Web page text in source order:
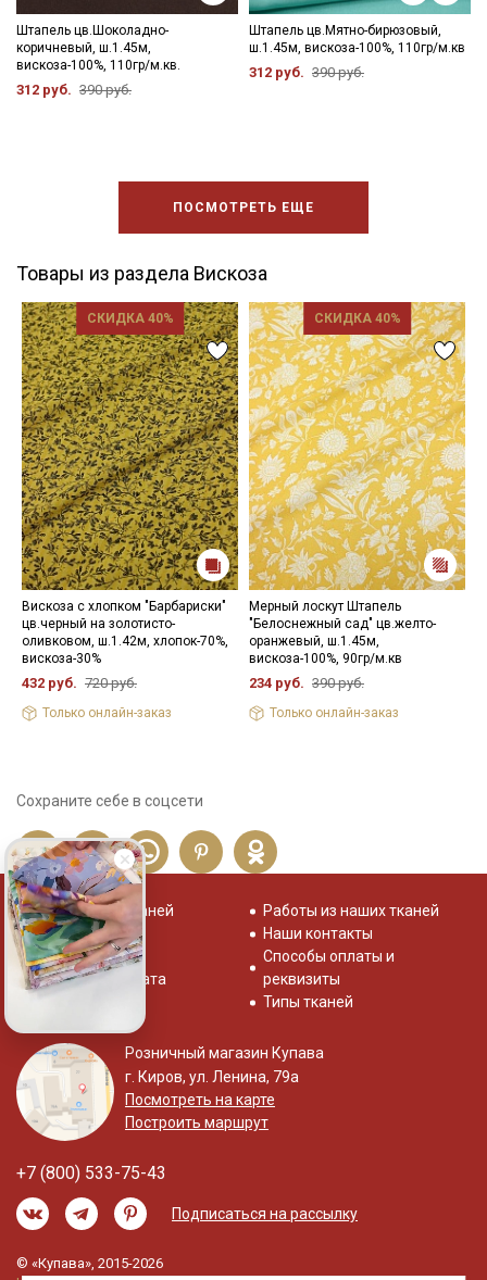
Штапель цв.Шоколадно-
коричневый, ш.1.45м,
вискоза-100%, 110гр/м.кв.
312 руб. 390 руб.
Штапель цв.Мятно-бирюзовый,
ш.1.45м, вискоза-100%, 110гр/м.кв
312 руб. 390 руб.
ПОСМОТРЕТЬ ЕЩЕ
Товары из раздела Вискоза
СКИДКА 40%
Вискоза с хлопком "Барбариски"
цв.черный на золотисто-
оливковом, ш.1.42м, хлопок-70%,
вискоза-30%
432 руб. 720 руб.
Только онлайн-заказ
СКИДКА 40%
Мерный лоскут Штапель
"Белоснежный сад" цв.желто-
оранжевый, ш.1.45м,
вискоза-100%, 90гр/м.кв
234 руб. 390 руб.
Только онлайн-заказ
Сохраните себе в соцсети
Распродажа тканей
Отзывы о нас
Система скидок
Доставка и оплата
Работы из наших тканей
Наши контакты
Способы оплаты и
реквизиты
Типы тканей
Розничный магазин Купава
г. Киров, ул. Ленина, 79а
Посмотреть на карте
Построить маршрут
+7 (800) 533-75-43
Подписаться на рассылку
© «Купава», 2015-2026